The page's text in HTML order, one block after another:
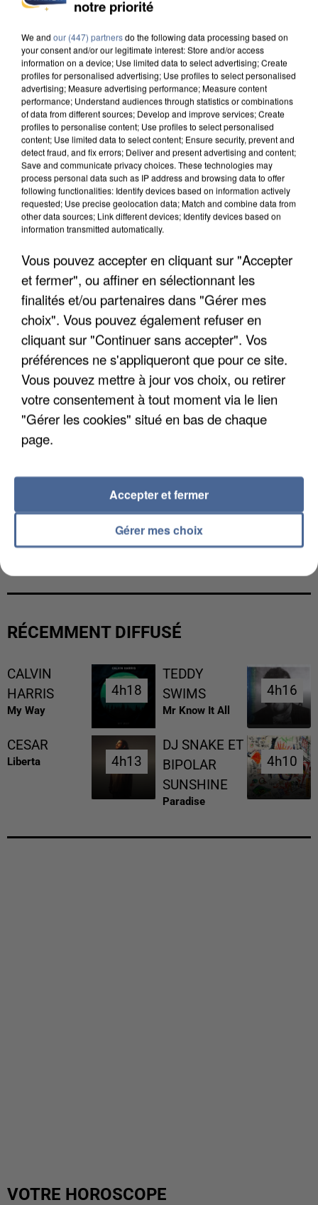
MAFIA INTERPELLÉ EN ALGÉRIE
UN SECOND CADRE DE LA DZ MAFIA
INTERPELLÉ EN ALGÉRIE
RÉCEMMENT DIFFUSÉ
CALVIN
HARRIS
My Way
4h18
4h18
TEDDY
SWIMS
Mr Know It All
4h16
4h16
CESAR
Liberta 4h13
4h13
DJ SNAKE ET
BIPOLAR
SUNSHINE
Paradise
4h10
4h10
VOTRE HOROSCOPE
notre priorité
We and our (447) partnersdo the following data processing based on
your consent and/or our legitimate interest: Store and/or access
information on a device; Use limited data to select advertising; Create
profiles for personalised advertising; Use profiles to select personalised
advertising; Measure advertising performance; Measure content
performance; Understand audiences through statistics or combinations
of data from different sources; Develop and improve services; Create
profiles to personalise content; Use profiles to select personalised
content; Use limited data to select content; Ensure security, prevent and
detect fraud, and fix errors; Deliver and present advertising and content;
Save and communicate privacy choices. These technologies may
process personal data such as IP address and browsing data to offer
following functionalities: Identify devices based on information actively
requested; Use precise geolocation data; Match and combine data from
other data sources; Link different devices; Identify devices based on
information transmitted automatically.
Vous pouvez accepter en cliquant sur "Accepter
et fermer", ou affiner en sélectionnant les
finalités et/ou partenaires dans "Gérer mes
choix". Vous pouvez également refuser en
cliquant sur "Continuer sans accepter". Vos
préférences ne s'appliqueront que pour ce site.
Vous pouvez mettre à jour vos choix, ou retirer
votre consentement à tout moment via le lien
"Gérer les cookies" situé en bas de chaque
page.
Gérer mes choix
Accepter et fermer